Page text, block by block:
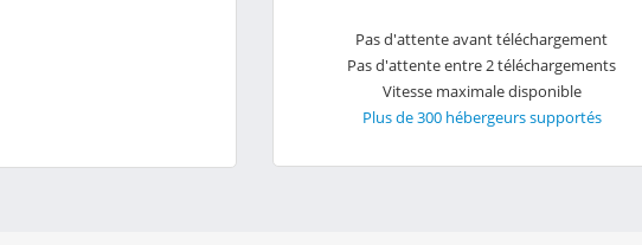
Pas d'attente avant téléchargement
Pas d'attente entre 2 téléchargements
Vitesse maximale disponible
Plus de 300 hébergeurs supportés